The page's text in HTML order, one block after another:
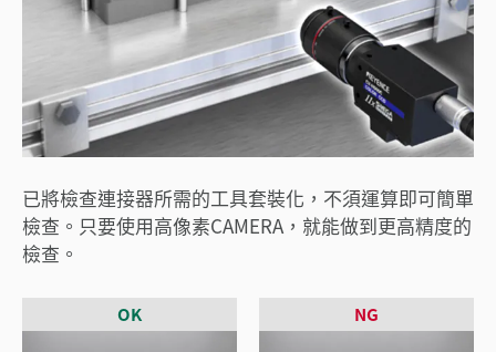
已將檢查連接器所需的工具套裝化，不須運算即可簡單
檢查。只要使用高像素CAMERA，就能做到更高精度的
檢查。
OK NG